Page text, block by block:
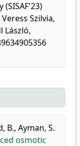
Szilvia,
László,
B., Ayman, S.
osmotic